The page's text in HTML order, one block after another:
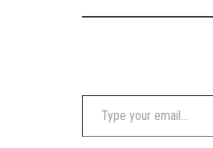
Type your email…